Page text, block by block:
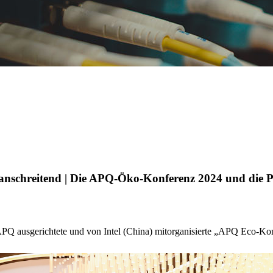
| Die APQ-Öko-Konferenz 2024 und
ausgerichtete und von Intel (China) mitorganisierte „APQ Eco-